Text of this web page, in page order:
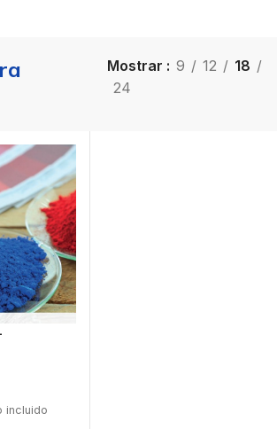
Mostrar 9 12
18
24
incluido